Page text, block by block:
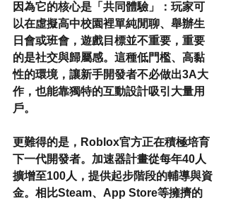
因為它的核心是「共同體驗」：玩家可
以在虛擬高中校園裡單純閒聊、舉辦生
日會或班會，遊戲目標並不重要，重要
的是社交與歸屬感。這種低門檻、高黏
性的環境，讓新手開發者不必做出3A大
作，也能靠獨特的互動設計吸引大量用
戶。
更難得的是，Roblox官方正在積極培育
下一代開發者。加速器計畫從每年40人
擴增至100人，提供起步階段的輔導與資
金。相比Steam、App Store等擁擠的